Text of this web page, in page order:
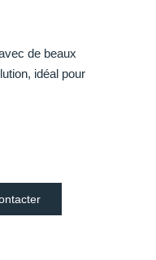
de beaux
idéal pour